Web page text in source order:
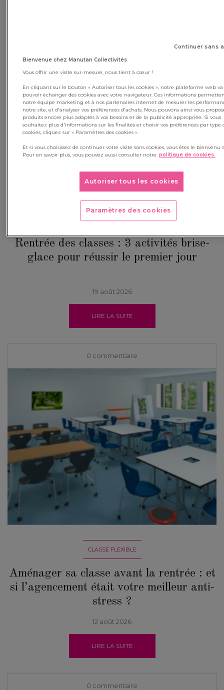
CLASSE FLEXIBLE
Rentrée des classes : 3 activités brise-
glace pour réussir le premier jour
19 août 2026
LIRE LA SUITE
0 commentaire
CLASSE FLEXIBLE
Aménager sa classe avant la rentrée : et
si l’agencement était votre meilleur anti-
stress ?
12 août 2026
LIRE LA SUITE
0 commentaire
Continuer sans
Bienvenue chez Manutan Collectivités
Vous offrir une visite sur-mesure, nous tient à cœur !
En cliquant sur le bouton « Autoriser tous les cookies », notre plateforme web va
pouvoir échanger des cookies avec votre navigateur. Ces informations
notre équipe marketing et à nos partenaires internet de mesurer les
notre site, et d'analyser vos préférences d'achats. Nous pouvons ainsi vous
produits encore plus adaptés à vos besoins et de la publicité appropriée. Si vous
souhaitez plus d'informations sur les finalités et choisir vos préférences par type
cookies, cliquez sur « Paramètres des cookies ».
Et si vous choisissez de continuer votre visite sans cookies, vous êtes le bienvenu
Pour en savoir plus, vous pouvez aussi consulter notre politique de cookies.
Autoriser tous les cookies
Paramètres des cookies